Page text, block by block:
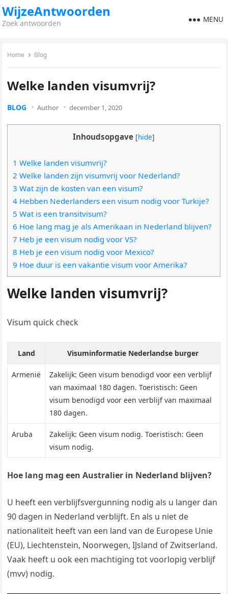
WijzeAntwoorden
Zoek antwoorden MENU
Home Blog
Welke landen visumvrij?
BLOG Author december 1, 2020
Inhoudsopgave [hide]
1 Welke landen visumvrij?
2 Welke landen zijn visumvrij voor Nederland?
3 Wat zijn de kosten van een visum?
4 Hebben Nederlanders een visum nodig voor Turkije?
5 Wat is een transitvisum?
6 Hoe lang mag je als Amerikaan in Nederland blijven?
7 Heb je een visum nodig voor VS?
8 Heb je een visum nodig voor Mexico?
9 Hoe duur is een vakantie visum voor Amerika?
Welke landen visumvrij?
Visum quick check
Land Visuminformatie Nederlandse burger
Armenië
Zakelijk: Geen visum benodigd voor een verblijf
van maximaal 180 dagen. Toeristisch: Geen
visum benodigd voor een verblijf van maximaal
180 dagen.
Aruba
Zakelijk: Geen visum nodig. Toeristisch: Geen
visum nodig.
Hoe lang mag een Australier in Nederland blijven?
U heeft een verblijfsvergunning nodig als u langer dan
90 dagen in Nederland verblijft. En als u niet de
nationaliteit heeft van een land van de Europese Unie
(EU), Liechtenstein, Noorwegen, IJsland of Zwitserland.
Vaak heeft u ook een machtiging tot voorlopig verblijf
(mvv) nodig.